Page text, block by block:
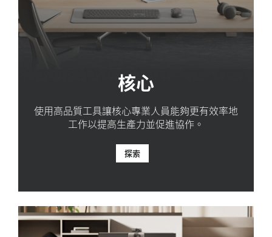
核心
使用高品質工具讓核心專業人員能夠更有效率地
工作以提高生產力並促進協作。
探索